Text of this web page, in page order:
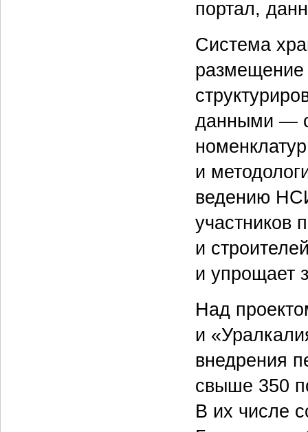
портал,
Система
размещение
данными —
и
ведению
участников
и
и упрощает
Над
и
внедрения
свыше 350
В их числе